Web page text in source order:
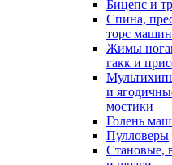
Бицепс и
Спина,
торс
Жимы
гакк и
и
мостики
Голень
Пулловеры
Становые,